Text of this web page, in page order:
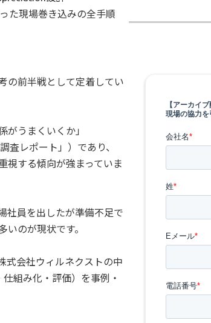
た現場巻き込みの全手順
の前半戦として定着してい
がうまくいくか」
査レポート」）であり、
視する傾向が強まっていま
社員を出したが準備不足で
のが現状です。
式会社ウィルネクストの中
組み化・評価）を事例・